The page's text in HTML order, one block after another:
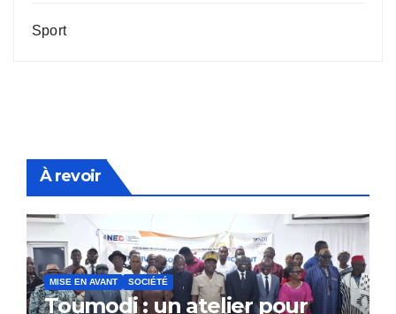
Sport
À revoir
MISE EN AVANT SOCIÉTÉ
Toumodi : un atelier pour